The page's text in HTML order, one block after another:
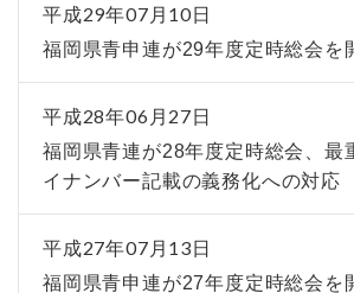
平成29年07月10日
福岡県青申連が29年度定時総会を
平成28年06月27日
福岡県青連が28年度定時総会、最
イナンバー記載の義務化への対応
平成27年07月13日
福岡県青申連が27年度定時総会を